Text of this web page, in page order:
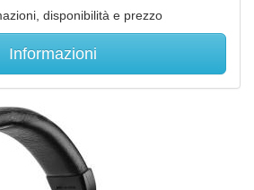
disponibilità e prezzo
Informazioni